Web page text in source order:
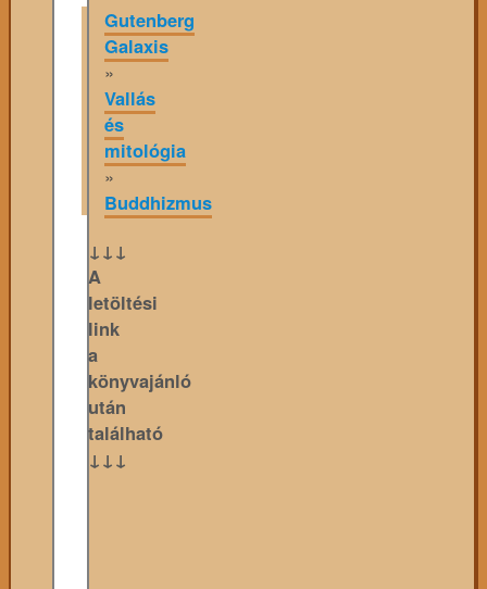
Gutenberg
Galaxis
»
Vallás
és
mitológia
»
Buddhizmus
↓↓↓
A
letöltési
link
a
könyvajánló
után
található
↓↓↓